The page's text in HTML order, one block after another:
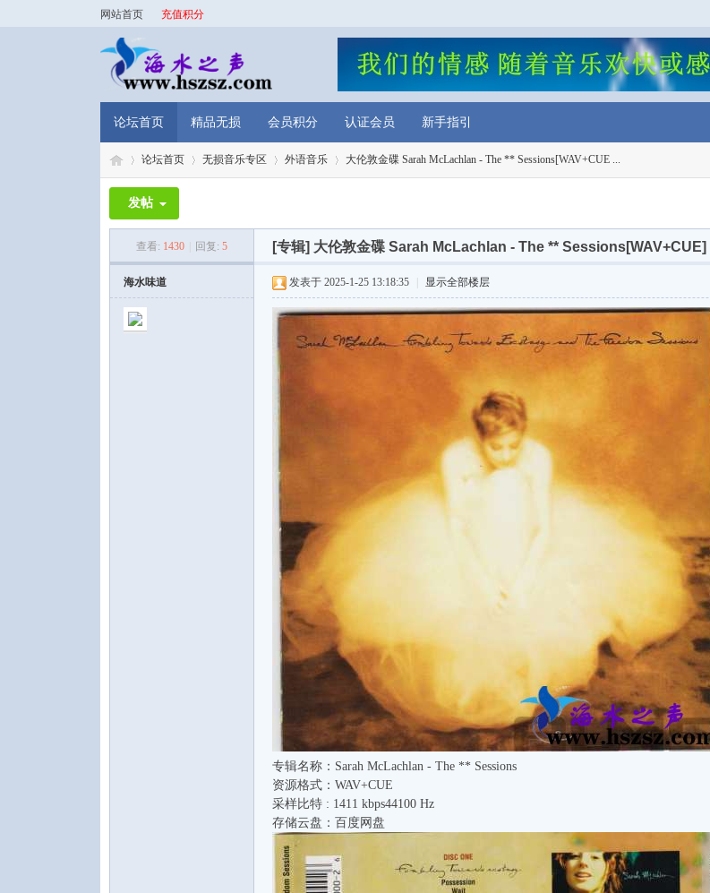
网站首页 充值积分
论坛首页 精品无损 会员积分 认证会员 新手指引
论坛首页 无损音乐专区 外语音乐 大伦敦金碟 Sarah McLachlan - The ** Sessions[WAV+CUE ...
发帖
查看: 1430 回复: 5 [专辑] 大伦敦金碟 Sarah McLachlan - The ** Sessions[WAV+CUE]
海水味道 发表于 2025-1-25 13:18:35 显示全部楼层
专辑名称：Sarah McLachlan - The ** Sessions
资源格式：WAV+CUE
采样比特 : 1411 kbps44100 Hz
存储云盘：百度网盘